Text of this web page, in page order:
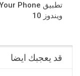
ويندوز 10
قد يعجبك ايضا